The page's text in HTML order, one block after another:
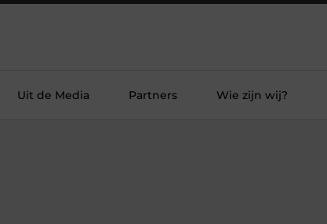
Uit de Media Partners Wie zijn wij?